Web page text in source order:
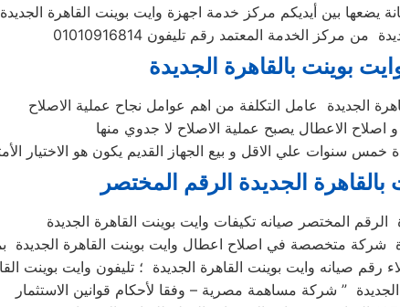
يضعها بين أيديكم مركز خدمة اجهزة وايت بوينت القاهرة
بوينت بالقاهرة الجديدة
و اصلاح الاعطال يصبح عملية الاصلاح لا جدوي منها
الجديدة الرقم المختصر
الرقم المختصر صيانه تكيفات وايت بوينت القاهرة الجديدة
شركة متخصصة في اصلاح اعطال وايت بوينت القاهرة الجديدة